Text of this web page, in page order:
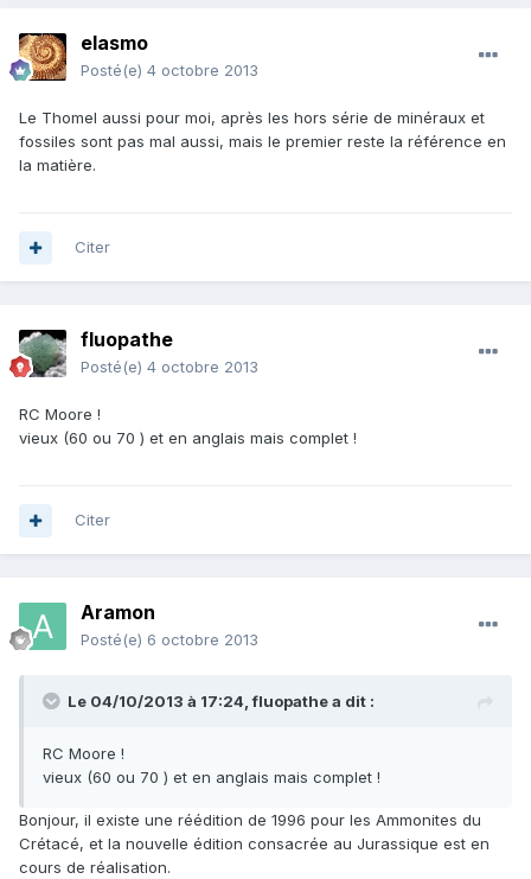
elasmo
Posté(e) 4 octobre 2013
Le Thomel aussi pour moi, après les hors série de minéraux et
fossiles sont pas mal aussi, mais le premier reste la référence en
la matière.
Citer
fluopathe
Posté(e) 4 octobre 2013
RC Moore !
vieux (60 ou 70 ) et en anglais mais complet !
Citer
Aramon
Posté(e) 6 octobre 2013
Le 04/10/2013 à 17:24, fluopathe a dit :
RC Moore !
vieux (60 ou 70 ) et en anglais mais complet !
Bonjour, il existe une réédition de 1996 pour les Ammonites du
Crétacé, et la nouvelle édition consacrée au Jurassique est en
cours de réalisation.